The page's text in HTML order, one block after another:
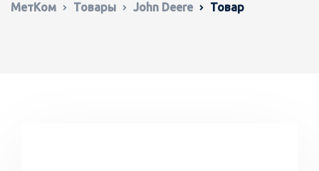
МетКом Товары John Deere Товар